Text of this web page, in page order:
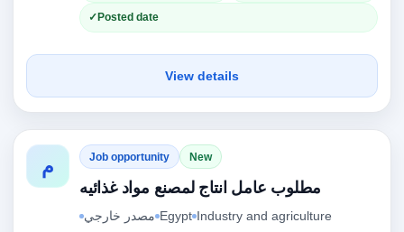
Posted date
View details
م Job opportunity New
مطلوب عامل انتاج لمصنع مواد غذائيه
مصدر خارجي Egypt Industry and agriculture